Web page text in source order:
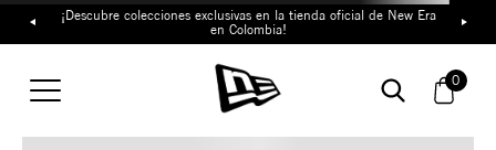
¡Descubre colecciones exclusivas en la tienda oficial de New Era
en Colombia!
0
TAMBIÉN TE PUEDE
INTERESAR